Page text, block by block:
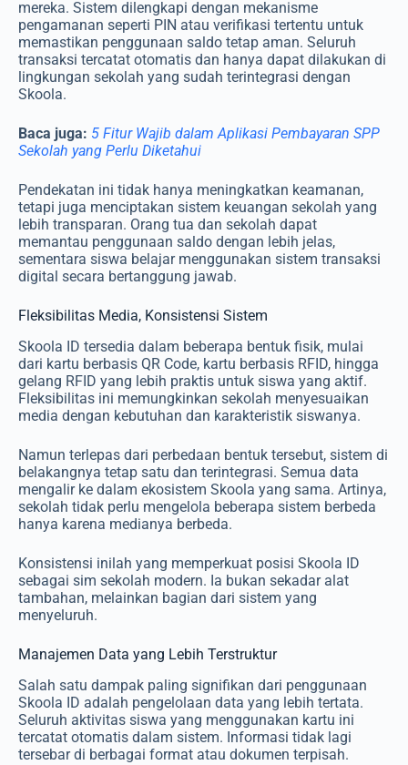
mereka. Sistem dilengkapi dengan mekanisme
pengamanan seperti PIN atau verifikasi tertentu untuk
memastikan penggunaan saldo tetap aman. Seluruh
transaksi tercatat otomatis dan hanya dapat dilakukan di
lingkungan sekolah yang sudah terintegrasi dengan
Skoola.
Baca juga: 5 Fitur Wajib dalam Aplikasi Pembayaran SPP
Sekolah yang Perlu Diketahui
Pendekatan ini tidak hanya meningkatkan keamanan,
tetapi juga menciptakan sistem keuangan sekolah yang
lebih transparan. Orang tua dan sekolah dapat
memantau penggunaan saldo dengan lebih jelas,
sementara siswa belajar menggunakan sistem transaksi
digital secara bertanggung jawab.
Fleksibilitas Media, Konsistensi Sistem
Skoola ID tersedia dalam beberapa bentuk fisik, mulai
dari kartu berbasis QR Code, kartu berbasis RFID, hingga
gelang RFID yang lebih praktis untuk siswa yang aktif.
Fleksibilitas ini memungkinkan sekolah menyesuaikan
media dengan kebutuhan dan karakteristik siswanya.
Namun terlepas dari perbedaan bentuk tersebut, sistem di
belakangnya tetap satu dan terintegrasi. Semua data
mengalir ke dalam ekosistem Skoola yang sama. Artinya,
sekolah tidak perlu mengelola beberapa sistem berbeda
hanya karena medianya berbeda.
Konsistensi inilah yang memperkuat posisi Skoola ID
sebagai sim sekolah modern. Ia bukan sekadar alat
tambahan, melainkan bagian dari sistem yang
menyeluruh.
Manajemen Data yang Lebih Terstruktur
Salah satu dampak paling signifikan dari penggunaan
Skoola ID adalah pengelolaan data yang lebih tertata.
Seluruh aktivitas siswa yang menggunakan kartu ini
tercatat otomatis dalam sistem. Informasi tidak lagi
tersebar di berbagai format atau dokumen terpisah.